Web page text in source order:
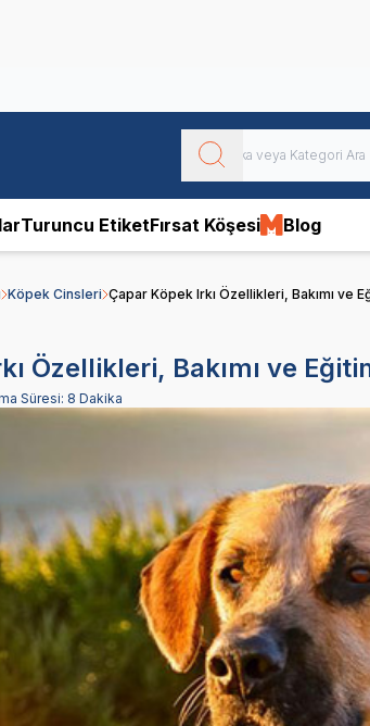
Turuncu EtiketFırsat Köşesi Blog
Köpek Cinsleri Çapar Köpek Irkı Özellikleri, Bakımı ve
Özellikleri, Bakımı ve
Süresi: 8 Dakika